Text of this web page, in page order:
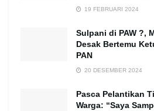
19 FEBRUARI 2024
Sulpani di PAW ?,
Desak Bertemu
PAN
20 DESEMBER 2024
Pasca Pelantikan
Warga: “Saya